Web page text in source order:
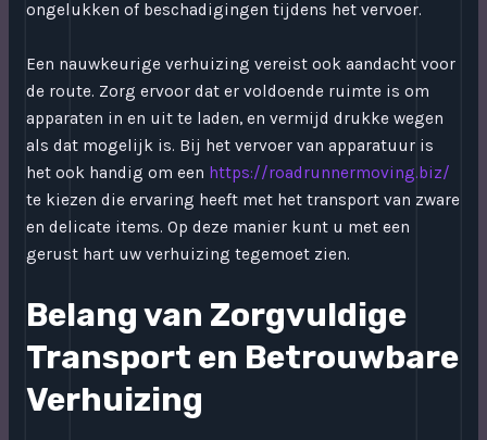
ongelukken of beschadigingen tijdens het vervoer.
Een nauwkeurige verhuizing vereist ook aandacht voor
de route. Zorg ervoor dat er voldoende ruimte is om
apparaten in en uit te laden, en vermijd drukke wegen
als dat mogelijk is. Bij het vervoer van apparatuur is
het ook handig om een https://roadrunnermoving.biz/
te kiezen die ervaring heeft met het transport van zware
en delicate items. Op deze manier kunt u met een
gerust hart uw verhuizing tegemoet zien.
Belang van Zorgvuldige
Transport en Betrouwbare
Verhuizing